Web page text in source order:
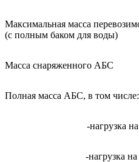
Максимальная масса
(с полным баком для воды)
Масса снаряженного АБС
Полная масса АБС, в том числе:
-нагрузка
-нагрузка